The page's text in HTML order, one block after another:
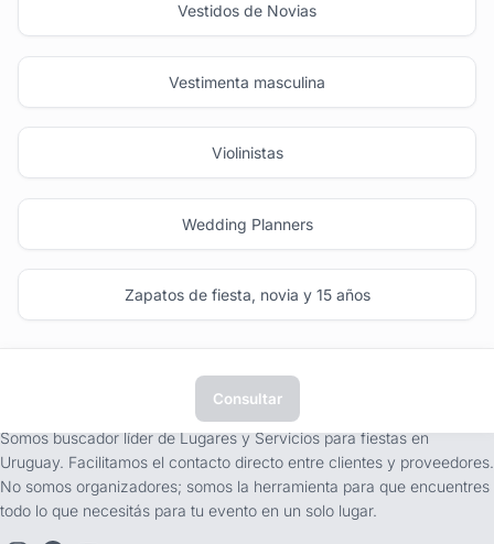
Vestidos de Novias
Vestimenta masculina
Violinistas
Wedding Planners
Zapatos de fiesta, novia y 15 años
Consultar
Somos buscador líder de Lugares y Servicios para fiestas en
Uruguay. Facilitamos el contacto directo entre clientes y proveedores.
No somos organizadores; somos la herramienta para que encuentres
todo lo que necesitás para tu evento en un solo lugar.